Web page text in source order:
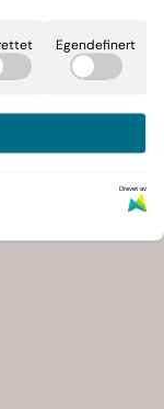
Egendefinert
Drevet av